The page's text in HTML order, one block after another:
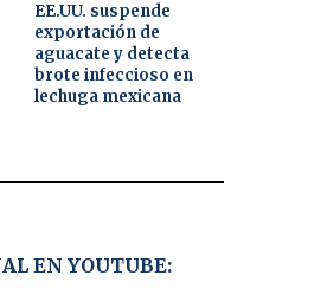
EE.UU. suspende
exportación de
aguacate y detecta
brote infeccioso en
lechuga mexicana
EN YOUTUBE: